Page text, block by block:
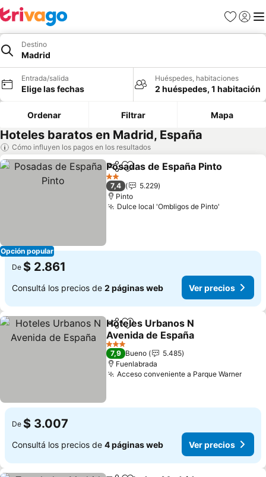
Favoritos
Iniciar
Destino
Madrid
Entrada/salida
Elige las fechas
Huéspedes, habitaciones
2 huéspedes, 1 habitación
Ordenar Filtrar Mapa
Hoteles baratos en Madrid, España
Cómo influyen los pagos en los resultados
Opción popular
CompartirAñadir a favoritos
Posadas de España Pinto
2 Estrellas
7,4
5.229
Pinto
Dulce local 'Ombligos de Pinto'
De $ 2.861
Consultá los precios de 2 páginas web Ver precios
CompartirAñadir a favoritos
Hoteles Urbanos N
Avenida de España
Ver precios
3 Estrellas
7,9 Bueno
5.485
Fuenlabrada
Acceso conveniente a Parque WarnerVer
De $ 3.007
Consultá los precios de 4 páginas web Ver precios